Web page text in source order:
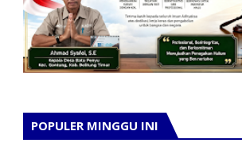
POPULER MINGGU INI